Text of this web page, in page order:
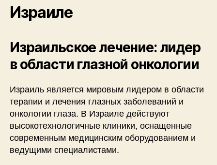
Израиле
Израильское лечение: лидер
в области глазной онкологии
Израиль является мировым лидером в области
терапии и лечения глазных заболеваний и
онкологии глаза. В Израиле действуют
высокотехнологичные клиники, оснащенные
современным медицинским оборудованием и
ведущими специалистами.